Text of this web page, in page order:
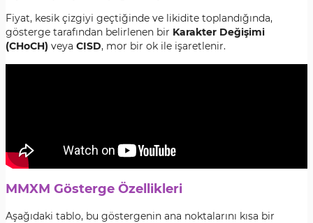
Fiyat, kesik çizgiyi geçtiğinde ve likidite toplandığında,
gösterge tarafından belirlenen bir Karakter Değişimi
(CHoCH) veya CISD, mor bir ok ile işaretlenir.
MMXM Gösterge Özellikleri
Aşağıdaki tablo, bu göstergenin ana noktalarını kısa bir